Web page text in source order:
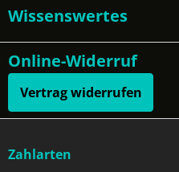
Wissenswertes
Online-Widerruf
Vertrag widerrufen
Zahlarten